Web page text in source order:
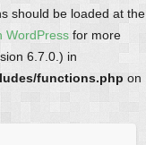
should be loaded at the
WordPress for more
6.7.0.) in
functions.php on